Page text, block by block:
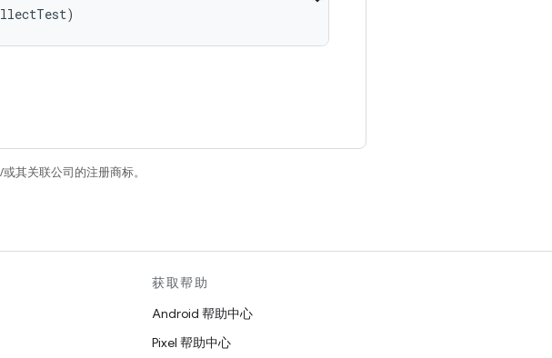
其关联公司的注册商标。
获取帮助
Android 帮助中心
Pixel 帮助中心